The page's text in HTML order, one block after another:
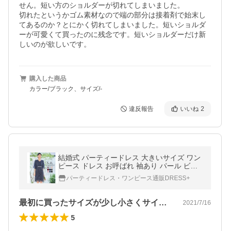
せん。短い方のショルダーが切れてしまいました。
切れたというかゴム素材なので端の部分は接着剤で始末し
てあるのか？とにかく切れてしまいました。短いショルダ
ーが可愛くて買ったのに残念です。短いショルダーだけ新
しいのが欲しいです。
購入した商品
カラー/ブラック、サイズ/-
違反報告 いいね 2
結婚式 パーティードレス 大きいサイズ ワン
ピース ドレス お呼ばれ 袖あり パール ビジ
ュー 半袖 薄手 二次会 披露宴 レース ミディ
丈 ケミカル
パーティードレス・ワンピース通販DRESS+
最初に買ったサイズが少し小さくサイズ交… 2021/7/16
5